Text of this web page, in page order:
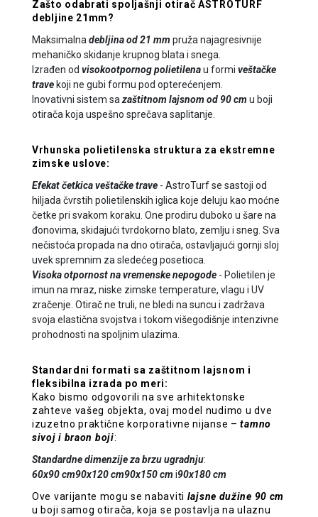
Zašto odabrati spoljašnji otirač ASTROTURF
debljine 21mm?
Maksimalnadebljina od 21 mm pruža najagresivnije
mehaničko skidanje krupnog blata i snega.
Izrađen od visokootpornog polietilenau formi veštačke
trave koji ne gubi formu pod opterećenjem.
Inovativni sistem sazaštitnom lajsnom od 90 cm u boji
otirača koja uspešno sprečava saplitanje.
Vrhunska polietilenska struktura za ekstremne
zimske uslove:
Efekat četkica veštačke trave - AstroTurf se sastoji od
hiljada čvrstih polietilenskih iglica koje deluju kao moćne
četke pri svakom koraku. One prodiru duboko u šare na
đonovima, skidajući tvrdokorno blato, zemlju i sneg. Sva
nečistoća propada na dno otirača, ostavljajući gornji sloj
uvek spremnim za sledećeg posetioca.
Visoka otpornost na vremenske nepogode - Polietilen je
imun na mraz, niske zimske temperature, vlagu i UV
zračenje. Otirač ne truli, ne bledi na suncu i zadržava
svoja elastična svojstva i tokom višegodišnje intenzivne
prohodnosti na spoljnim ulazima.
Standardni formati sa zaštitnom lajsnom i
fleksibilna izrada po meri:
Kako bismo odgovorili na sve arhitektonske
zahteve vašeg objekta, ovaj model nudimo u dve
izuzetno praktične korporativne nijanse –tamno
sivoj i braon boji:
Standardne dimenzije za brzu ugradnju:
60x90 cm90x120 cm90x150 cm i90x180 cm
Ove varijante mogu se nabaviti lajsne dužine 90 cm
u boji samog otirača, koja se postavlja na ulaznu